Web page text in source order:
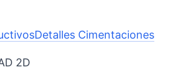
Detalles Cimentaciones
2D